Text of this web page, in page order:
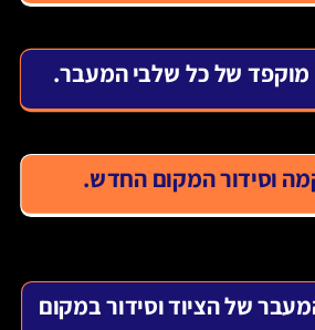
מוקפד של כל שלבי המעבר.
וסידור המקום החדש.
של הציוד וסידור במקום